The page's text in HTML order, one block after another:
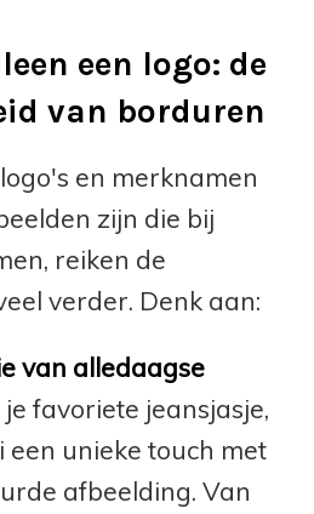
een logo: de
van borduren
en merknamen
zijn die bij
reiken de
verder. Denk aan:
van alledaagse
favoriete jeansjasje,
unieke touch met
afbeelding. Van